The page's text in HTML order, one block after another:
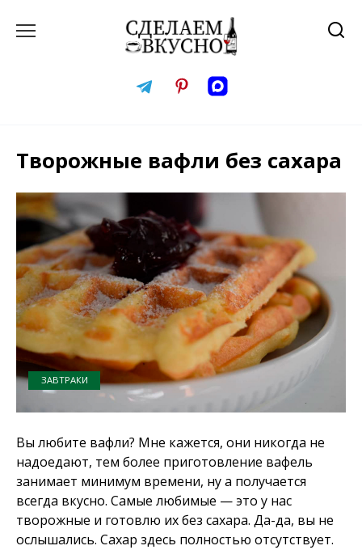
Творожные вафли без сахара
ЗАВТРАКИ
Вы любите вафли? Мне кажется, они никогда не
надоедают, тем более приготовление вафель
занимает минимум времени, ну а получается
всегда вкусно. Самые любимые — это у нас
творожные и готовлю их без сахара. Да-да, вы не
ослышались. Сахар здесь полностью отсутствует.